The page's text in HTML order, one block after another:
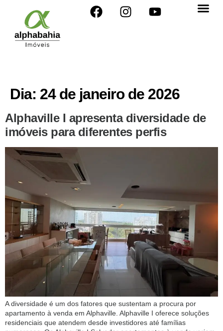
Dia: 24 de janeiro de 2026
Alphaville I apresenta diversidade de
imóveis para diferentes perfis
A diversidade é um dos fatores que sustentam a procura por
apartamento à venda em Alphaville. Alphaville I oferece soluções
residenciais que atendem desde investidores até famílias